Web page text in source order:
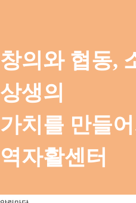
창의와 협동,
상생의
가치를 만들
역자활센터